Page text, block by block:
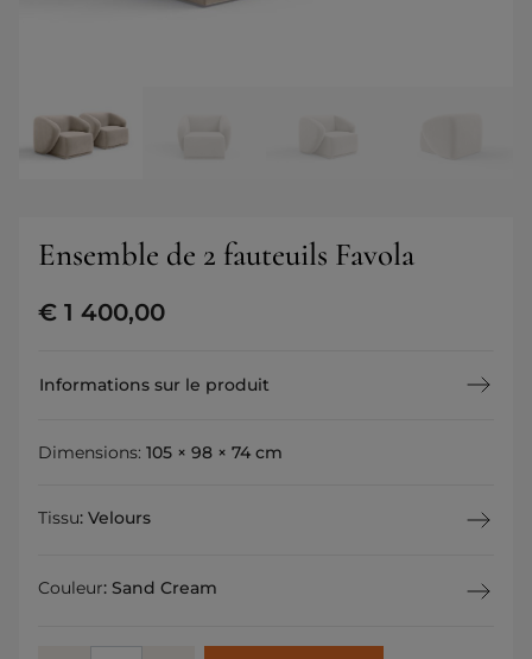
Ensemble de 2 fauteuils Favola
€ 1 400,00
Informations sur le produit
Dimensions: 105 × 98 × 74 cm
Tissu: Velours
Couleur: Sand Cream